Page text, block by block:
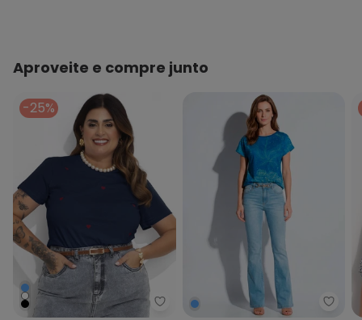
Aproveite e compre junto
-25%
Marguerite - Blusa Azul